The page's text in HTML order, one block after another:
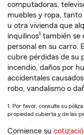
computadoras,
muebles y ropa,
u otra vivienda que
inquilinos1 también se
personal en su carro.
cubre pérdidas de su
incendio, daños por
accidentales
robo, vandalismo o
1. Por favor, consulte su
propiedad cubierta y de las
Comience su